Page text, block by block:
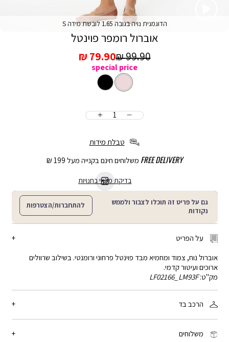
אוברול רומפר פוינטל
מחיר
מכירה
79.90 ₪
מחיר
רגיל
99.90 ₪
special price
טבלת מידות
FREE DELIVERY משלוחים חינם בקנייה מעל 199 ₪
בדיקת מלאי בחנויות
גם על פריט זה תוכלו לצבור ולממש
נקודות
להתחברות/הצטרפות
על הפריט
הרכב בד
משלוחים
אוברול נוח, צמוד ומחמיא מבד פוינטל פרחוני ורומנטי. בשילוב שרוולים
ארוכים ועיטור קדמי.
מק"ט: LF02166_LM93F
הדוגמנית נויה בגובה 1.65 לובשת מידה S